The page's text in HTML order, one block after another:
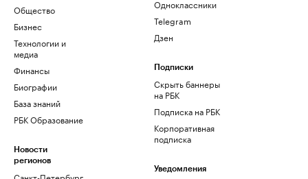
Общество
Бизнес
Технологии и
медиа
Финансы
Биографии
База знаний
РБК Образование
Новости
регионов
Одноклассники
Telegram
Дзен
Подписки
Скрыть баннеры
на РБК
Подписка на РБК
Корпоративная
подписка
Уведомления